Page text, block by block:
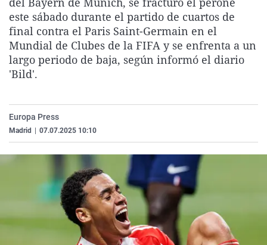
La rosa de los vientos
Gente viajera
Como el perro y el
Caso
Retornados
Equipo de
Extremadura
Galicia
La Rioja
Virales
Televisión
Elecciones
este sábado durante el partido de cuartos de
final contra el Paris Saint-Germain en el
Mundial de Clubes de la FIFA y se enfrenta a un
largo periodo de baja, según informó el diario
'Bild'.
Europa Press
Madrid 07.07.2025 10:10